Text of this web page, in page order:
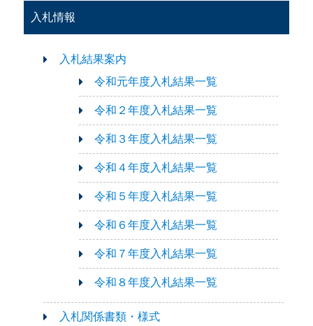
入札情報
入札結果案内
令和元年度入札結果一覧
令和２年度入札結果一覧
令和３年度入札結果一覧
令和４年度入札結果一覧
令和５年度入札結果一覧
令和６年度入札結果一覧
令和７年度入札結果一覧
令和８年度入札結果一覧
入札関係書類・様式